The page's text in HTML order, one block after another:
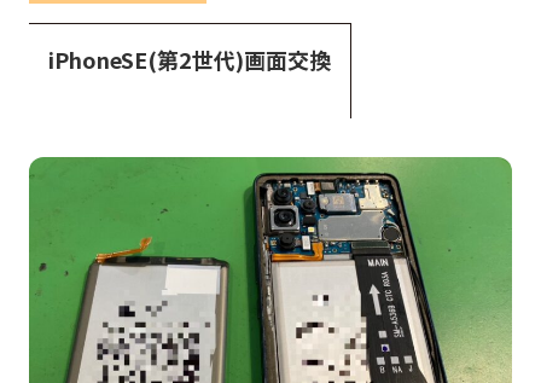
iPhoneSE(第2世代)画面交換